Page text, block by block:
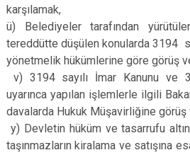
karşılamak,
ü) Belediyeler tarafından
tereddütte düşülen konularda 3194
yönetmelik hükümlerine göre görüş
v) 3194 sayılı İmar Kanunu ve
uyarınca yapılan işlemlerle ilgili
davalarda Hukuk Müşavirliğine görüş
y) Devletin hüküm ve tasarrufu
taşınmazların kiralama ve satışına